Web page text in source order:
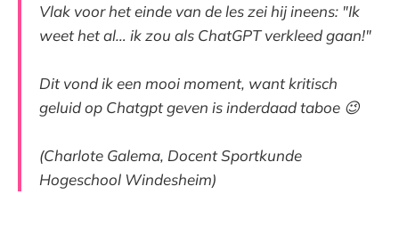
Vlak voor het einde van de les zei hij ineens: "Ik
weet het al… ik zou als ChatGPT verkleed gaan!"
Dit vond ik een mooi moment, want kritisch
geluid op Chatgpt geven is inderdaad taboe 😉
(Charlote Galema, Docent Sportkunde
Hogeschool Windesheim)